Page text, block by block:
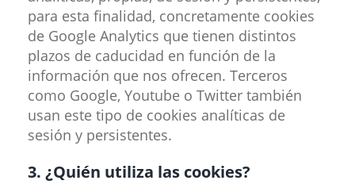
para esta finalidad, concretamente cookies
de Google Analytics que tienen distintos
plazos de caducidad en función de la
información que nos ofrecen. Terceros
como Google, Youtube o Twitter también
usan este tipo de cookies analíticas de
sesión y persistentes.
3. ¿Quién utiliza las cookies?